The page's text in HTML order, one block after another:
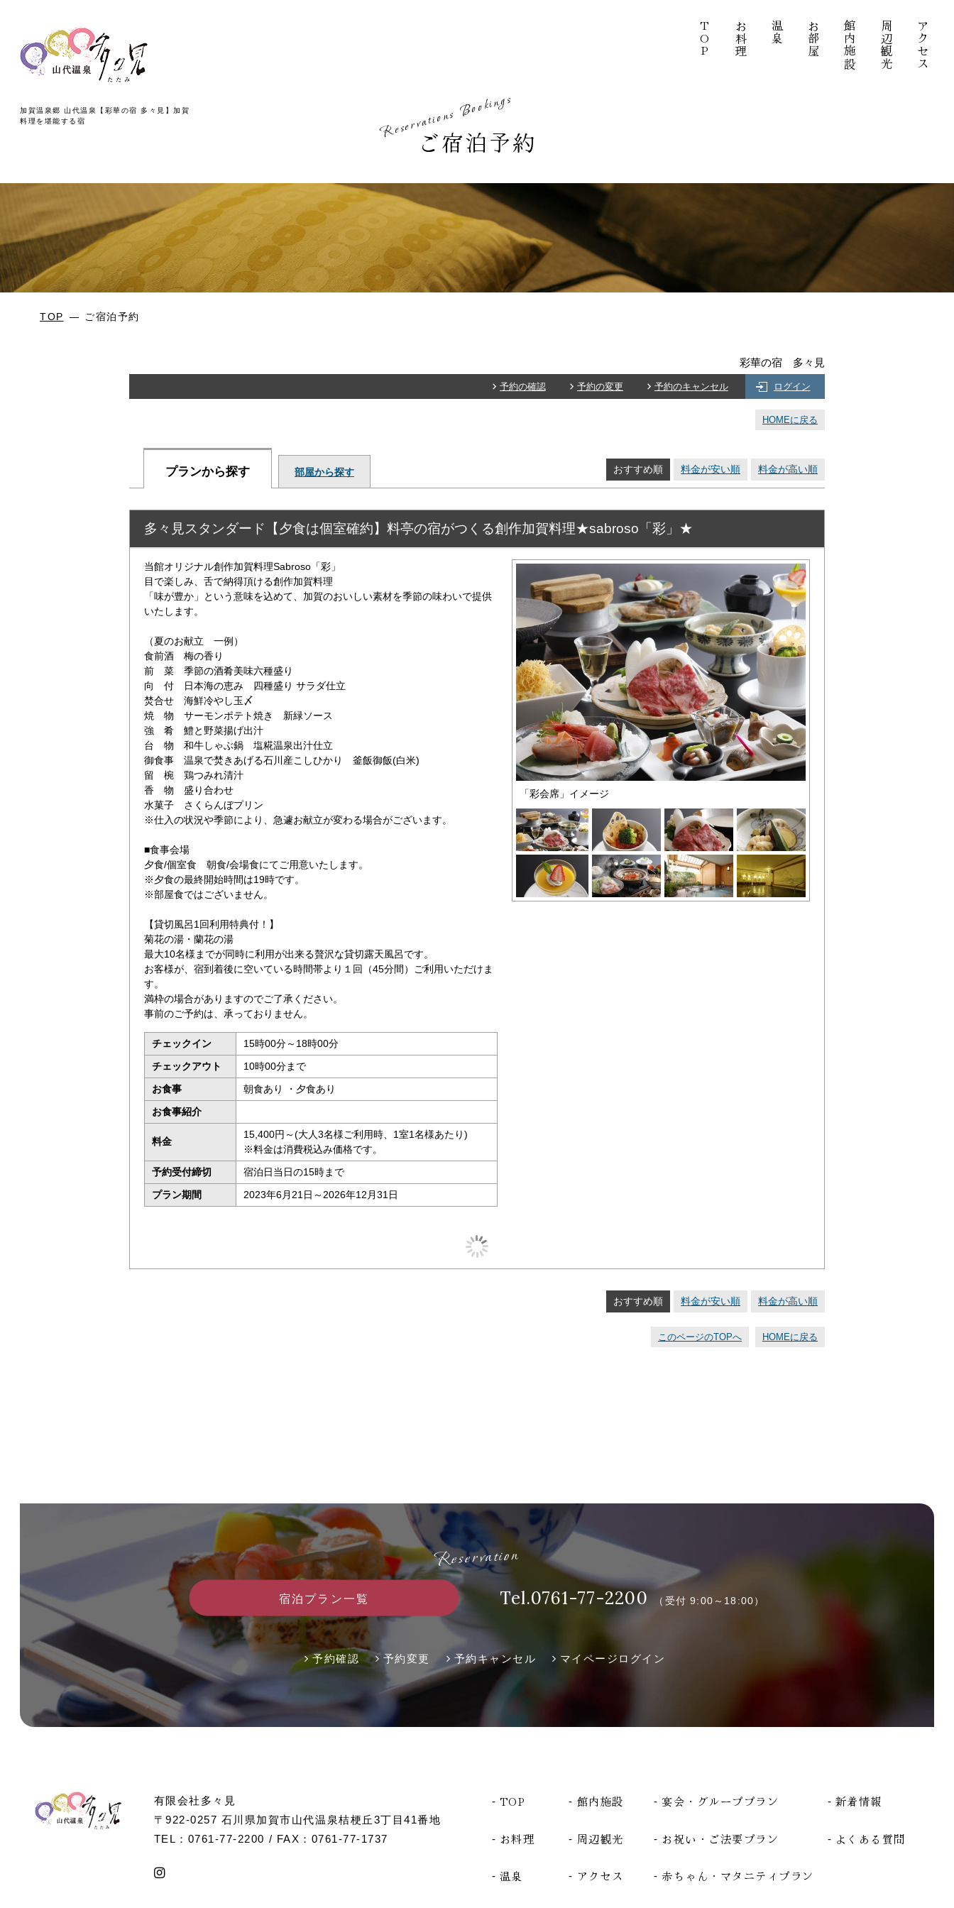
加賀温泉郷 山代温泉【彩華の宿 多々見】加賀
料理を堪能する宿
TOP お料理 温泉 お部屋 館内施設 周辺観光 アクセス
ご宿泊予約
Reservations Bookings
TOP ご宿泊予約
彩華の宿 多々見
予約の確認 予約の変更 予約のキャンセル ログイン
HOMEに戻る
プランから探す 部屋から探す おすすめ順 料金が安い順 料金が高い順
多々見スタンダード【夕食は個室確約】料亭の宿がつくる創作加賀料理★sabroso「彩」★
当館オリジナル創作加賀料理Sabroso「彩」
目で楽しみ、舌で納得頂ける創作加賀料理
「味が豊か」という意味を込めて、加賀のおいしい素材を季節の味わいで提供
いたします。
（夏のお献立 一例）
食前酒 梅の香り
前 菜 季節の酒肴美味六種盛り
向 付 日本海の恵み 四種盛り サラダ仕立
焚合せ 海鮮冷やし玉〆
焼 物 サーモンポテト焼き 新緑ソース
強 肴 鱧と野菜揚げ出汁
台 物 和牛しゃぶ鍋 塩糀温泉出汁仕立
御食事 温泉で焚きあげる石川産こしひかり 釜飯御飯(白米)
留 椀 鶏つみれ清汁
香 物 盛り合わせ
水菓子 さくらんぼプリン
※仕入の状況や季節により、急遽お献立が変わる場合がございます。
■食事会場
夕食/個室食 朝食/会場食にてご用意いたします。
※夕食の最終開始時間は19時です。
※部屋食ではございません。
【貸切風呂1回利用特典付！】
菊花の湯・蘭花の湯
最大10名様までが同時に利用が出来る贅沢な貸切露天風呂です。
お客様が、宿到着後に空いている時間帯より１回（45分間）ご利用いただけま
す。
満枠の場合がありますのでご了承ください。
事前のご予約は、承っておりません。
チェックイン
15時00分～18時00分
チェックアウト
10時00分まで
お食事
朝食あり ・夕食あり
お食事紹介
料金
15,400円～(大人3名様ご利用時、1室1名様あたり)
※料金は消費税込み価格です。
予約受付締切
宿泊日当日の15時まで
プラン期間
2023年6月21日～2026年12月31日
「彩会席」イメージ
おすすめ順 料金が安い順 料金が高い順
このページのTOPへ HOMEに戻る
Reservation
宿泊プラン一覧 Tel.0761-77-2200 （受付 9:00～18:00）
予約確認 予約変更 予約キャンセル マイページログイン
有限会社多々見
〒922-0257 石川県加賀市山代温泉桔梗丘3丁目41番地
TEL： 0761-77-2200 / FAX：0761-77-1737
TOP
お料理
温泉
館内施設
周辺観光
アクセス
宴会・グループプラン
お祝い・ご法要プラン
赤ちゃん・マタニティプラン
新着情報
よくある質問